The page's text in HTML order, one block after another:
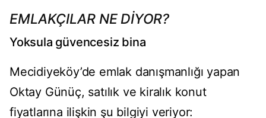
EMLAKÇILAR NE DİYOR?
Yoksula güvencesiz bina​
Mecidiyeköy’de emlak danışmanlığı yapan
Oktay Günüç, satılık ve kiralık konut
fiyatlarına ilişkin şu bilgiyi veriyor: